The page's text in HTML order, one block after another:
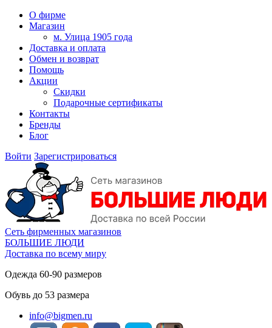
О фирме
Магазин
м. Улица 1905 года
Доставка и оплата
Обмен и возврат
Помощь
Акции
Скидки
Подарочные сертификаты
Контакты
Бренды
Блог
Войти Зарегистрироваться
Сеть фирменных магазинов
БОЛЬШИЕ ЛЮДИ
Доставка по всему миру
Одежда 60-90 размеров
Обувь до 53 размера
info@bigmen.ru